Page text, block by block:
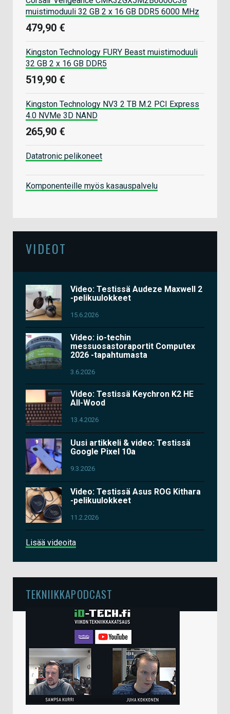
muistimoduuli 32 GB 2 x 16 GB DDR5 6000 MHz
479,90 €
Kingston Technology FURY Beast muistimoduuli
32 GB 2 x 16 GB DDR5
519,90 €
Kingston Technology NV3 2 TB M.2 PCI Express
4.0 NVMe 3D NAND
265,90 €
Datatronic pelikoneet
Komponenteille myös kasauspalvelu
VIDEOT
Video: Testissä Audeze Maxwell 2
-pelikuulokkeet
15.6.2026
Video: io-techin
messuosastoraportit Computex
2026 -tapahtumasta
3.6.2026
Video: Testissä Keychron K2 HE
All-Wood
13.4.2026
Uusi artikkeli & video: Testissä
Google Pixel 10a
9.3.2026
Video: Testissä Asus ROG Kithara
-pelikuulokkeet
11.2.2026
Lisää videoita
TEKNIIKKAPODCAST